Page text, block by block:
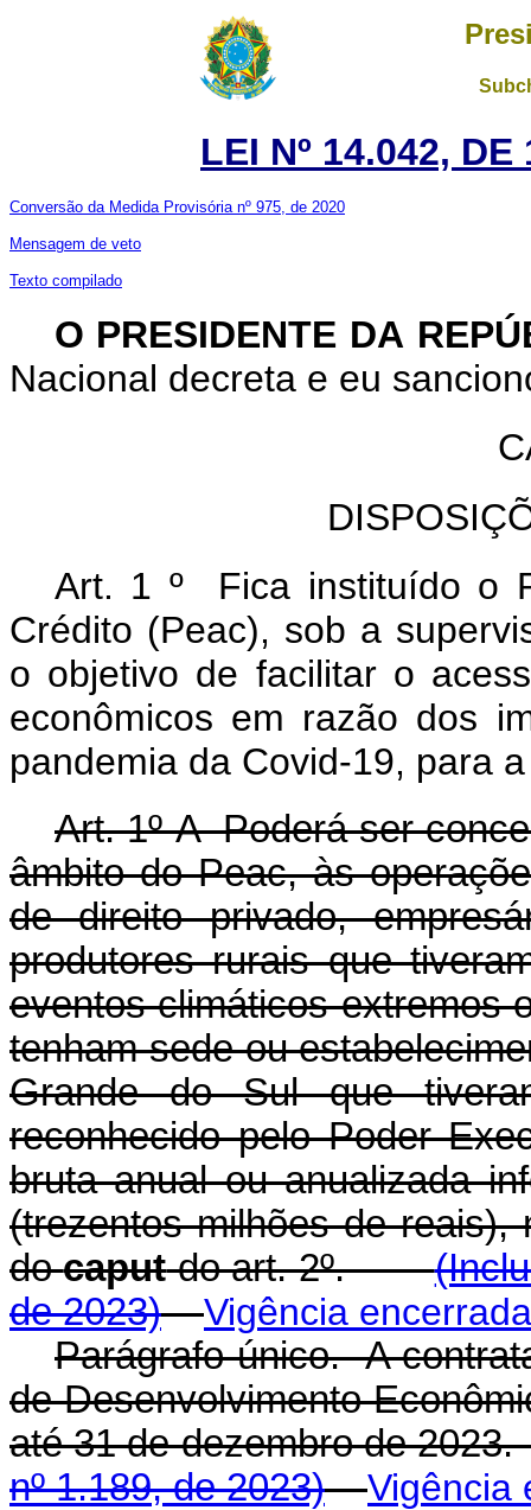
LEI Nº 14.042,
Conversão da Medida Provisória nº 975, de 2020
Mensagem de veto
Texto compilado
O PRESIDENTE DA
Nacional decreta e eu
Art. 1 º Fica instituído o
Crédito (Peac), sob a
o objetivo de facilitar o
econômicos em razão dos
pandemia da Covid-19, para
Art. 1º-A Poderá ser
âmbito do Peac, às
de direito privado,
produtores rurais que
eventos climáticos extremos
tenham sede ou
Grande do Sul que
reconhecido pelo Poder
bruta anual ou anualizada
(trezentos milhões de
docaputdo art. 2º.
de 2023)
Vigência encerrada
Parágrafo único. A
de Desenvolvimento
até 31 de dezembro de
nº 1.189, de 2023)
Vigência